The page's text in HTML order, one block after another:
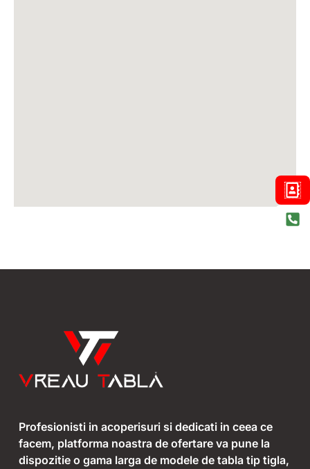
Profesionisti in acoperisuri si dedicati in ceea ce
facem, platforma noastra de ofertare va pune la
dispozitie o gama larga de modele de tabla tip tigla,